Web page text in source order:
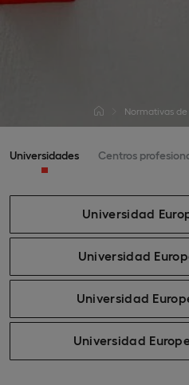
Normativas
Universidades Centros
Universidad
Universidad
Universidad
Universidad